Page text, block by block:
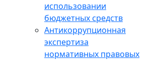
использовании
бюджетных средств
Антикоррупционная
экспертиза
нормативных правовых